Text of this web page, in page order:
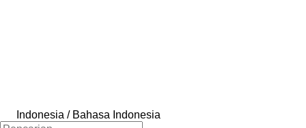
Indonesia / Bahasa Indonesia